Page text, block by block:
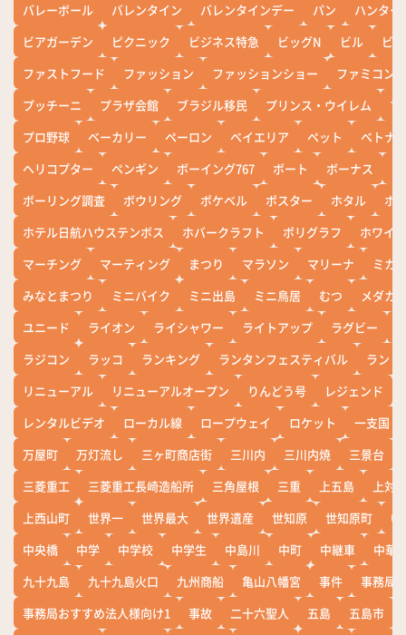
バレーボール
バレンタイン バレンタインデー パン
ハンター
ビアガーデン
ピクニック ビジネス特急 ビッグN ビル
ビワ
ファストフード
ファッション ファッションショー
ファミコン
プッチーニ
プラザ会館 ブラジル移民 プリンス・ウイレム
ブ
プロ野球
ベーカリー ペーロン ベイエリア ペット
ベトナ
ヘリコプター
ペンギン ボーイング767 ボート ボーナス
ボーリング調査
ボウリング ポケベル ポスター ホタル
ホ
ホテル日航ハウステンボス
ホバークラフト ポリグラフ
ホワイ
マーチング
マーティング まつり マラソン マリーナ
ミカ
みなとまつり
ミニバイク ミニ出島 ミニ鳥居 むつ
メダカ
ユニード
ライオン ライシャワー ライトアップ ラグビー
ラジコン
ラッコ ランキング ランタンフェスティバル
ランド
リニューアル
リニューアルオープン りんどう号 レジェンド
レンタルビデオ
ローカル線 ロープウェイ ロケット
一支国
万屋町
万灯流し 三ヶ町商店街 三川内 三川内焼 三景台
三菱重工
三菱重工長崎造船所 三角屋根 三重 上五島
上対
上西山町
世界一 世界最大 世界遺産 世知原 世知原町
中
中央橋
中学 中学校 中学生 中島川 中町 中継車
中華
九十九島
九十九島火口 九州商船 亀山八幡宮 事件
事務局
事務局おすすめ法人様向け1
事故 二十六聖人 五島 五島市